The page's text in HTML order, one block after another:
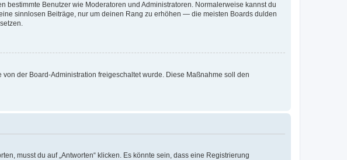
Benutzer wie Moderatoren und Administratoren. Normalerweise kannst du
sinnlosen Beiträge, nur um deinen Rang zu erhöhen — die meisten Boards dulden
der Board-Administration freigeschaltet wurde. Diese Maßnahme soll den
musst du auf „Antworten“ klicken. Es könnte sein, dass eine Registrierung